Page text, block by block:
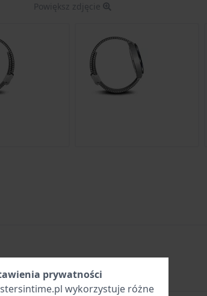
Powiększ zdjęcie
prywatności
wykorzystuje różne